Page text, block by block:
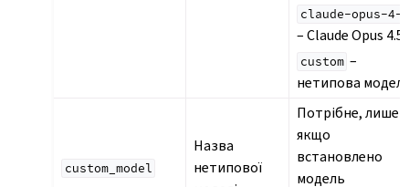
claude-opus-4-5
– Claude Opus 4.5
custom –
нетипова
custom_model
Назва
нетипової
Потрібне, лише
якщо
встановлено
модель